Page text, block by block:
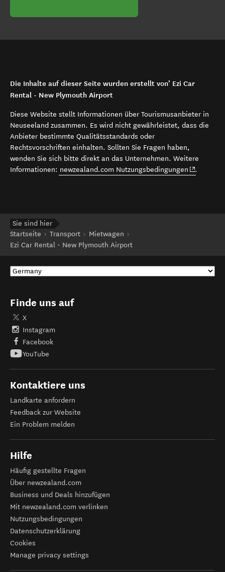
Die Inhalte auf dieser Seite wurden erstellt von’ Ezi Car
Rental - New Plymouth Airport
Diese Website stellt Informationen über Tourismusanbieter in
Neuseeland zusammen. Es wird nicht gewährleistet, dass die
Anbieter bestimmte Qualitätsstandards oder
Rechtsvorschriften einhalten. Sollten Sie Fragen haben,
wenden Sie sich bitte direkt an das Unternehmen. Weitere
Informationen: newzealand.com Nutzungsbedingungen (opens in
.
Sie sind hier
Startseite
Transport
Mietwagen
Ezi Car Rental - New Plymouth Airport
Finde uns auf
X
Instagram
Facebook
YouTube
Kontaktiere uns
Landkarte anfordern
Feedback zur Website
Ein Problem melden
Hilfe
Häufig gestellte Fragen
Über newzealand.com
Business und Deals hinzufügen
Mit newzealand.com verlinken
Nutzungsbedingungen
Datenschutzerklärung
Cookies
Manage privacy settings